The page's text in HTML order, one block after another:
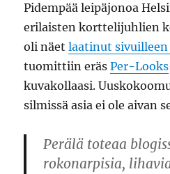
Pidempää leipäjonoa
erilaisten korttelijuhlien
oli näetlaatinut
tuomittiin eräsPer-Looks
kuvakollaasi.
silmissä asia ei ole aivan
Perälä toteaa
rokonarpisia,